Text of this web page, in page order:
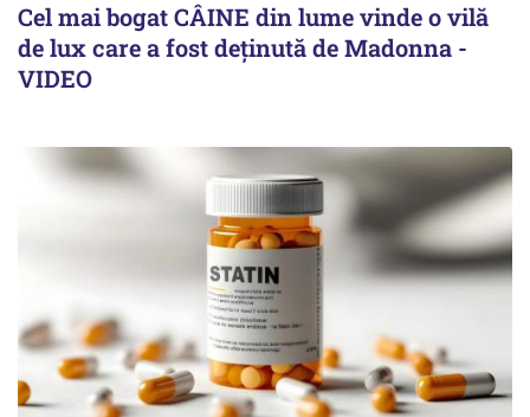
Cel mai bogat CÂINE din lume vinde o vilă
de lux care a fost deținută de Madonna -
VIDEO